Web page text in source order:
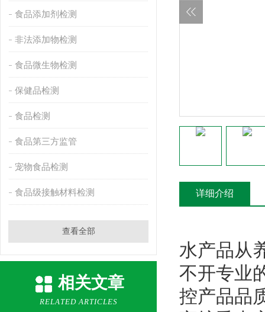
食品添加剂检测
非法添加物检测
食品微生物检测
保健品检测
食品检测
食品第三方监管
宠物食品检测
食品级接触材料检测
查看全部
相关文章
RELATED ARTICLES
详细介绍
水产品从
不开专业
控产品品